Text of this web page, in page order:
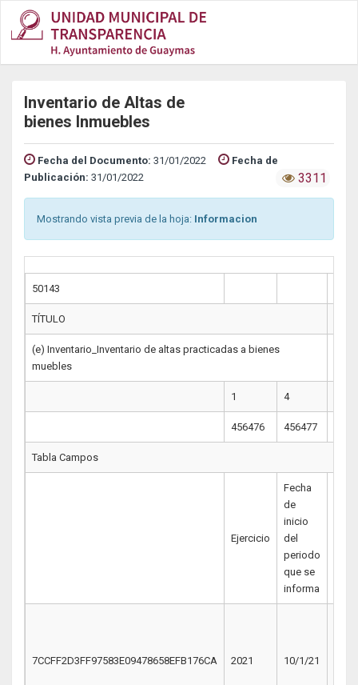
Inventario de Altas de
bienes Inmuebles
Fecha del Documento: 31/01/2022
Fecha de
Publicación: 31/01/2022 3311
Mostrando vista previa de la hoja: Informacion
50143
TÍTULO
(e) Inventario_Inventario de altas practicadas a bienes
muebles
1 4
456476 456477
Tabla Campos
Ejercicio
Fecha
de
inicio
del
periodo
que se
informa
7CCFF2D3FF97583E09478658EFB176CA 2021 10/1/21